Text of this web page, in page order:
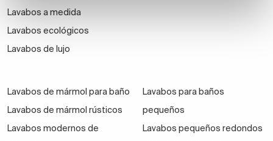
Lavabos a medida
Lavabos ecológicos
Lavabos de lujo
Lavabos de mármol para baño
Lavabos de mármol rústicos
Lavabos modernos de
Lavabos para baños
pequeños
Lavabos pequeños redondos